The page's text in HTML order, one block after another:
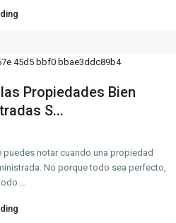
Propiedades Bien
S...
puedes notar cuando una propiedad
No porque todo sea perfecto,
...